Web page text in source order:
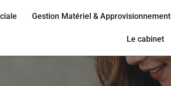
Gestion Matériel & Approvisionnement
Le cabinet